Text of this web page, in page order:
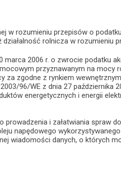
w rozumieniu przepisów o
rolnicza w rozumieniu
2006 r. o zwrocie podatku
przyznawanym na mocy
za zgodne z rynkiem
96/WE z dnia 27 października
energetycznych i energii
prowadzenia i załatwiania spraw
napędowego
wiadomości danych, o których